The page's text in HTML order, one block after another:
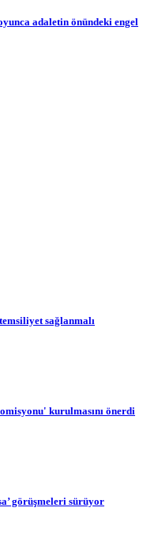
adaletin önündeki engel
sağlanmalı
kurulmasını önerdi
görüşmeleri sürüyor